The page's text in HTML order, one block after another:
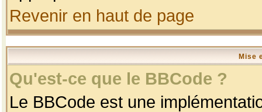
Revenir en haut de page
Mise
Qu'est-ce que le BBCode ?
Le BBCode est une